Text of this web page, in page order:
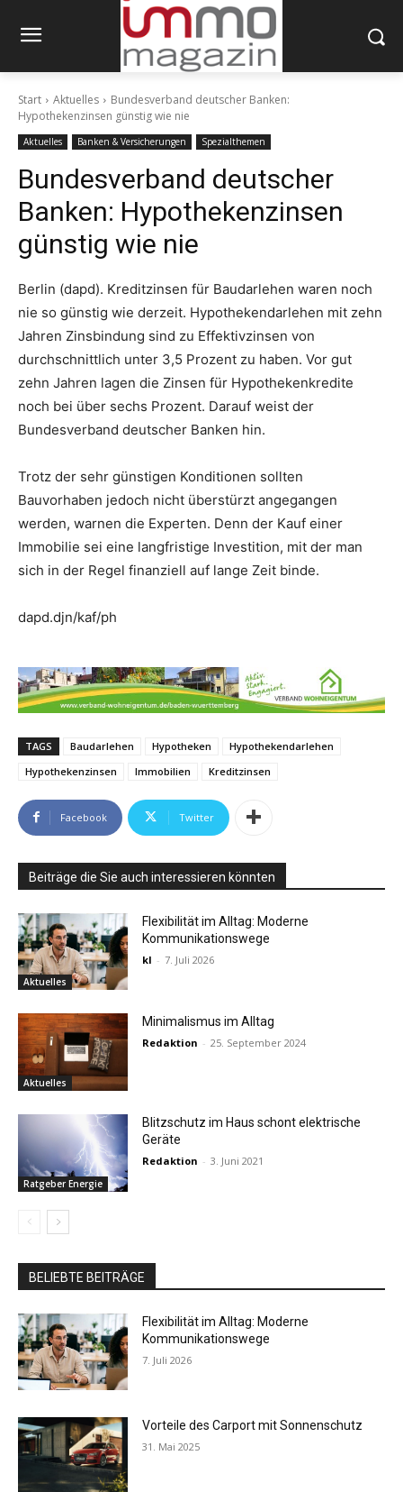
Start Aktuelles
Bundesverband deutscher Banken:
Hypothekenzinsen günstig wie nie
Aktuelles Banken & Versicherungen Spezialthemen
Bundesverband deutscher
Banken: Hypothekenzinsen
günstig wie nie
Berlin (dapd). Kreditzinsen für Baudarlehen waren noch
nie so günstig wie derzeit. Hypothekendarlehen mit zehn
Jahren Zinsbindung sind zu Effektivzinsen von
durchschnittlich unter 3,5 Prozent zu haben. Vor gut
zehn Jahren lagen die Zinsen für Hypothekenkredite
noch bei über sechs Prozent. Darauf weist der
Bundesverband deutscher Banken hin.
Trotz der sehr günstigen Konditionen sollten
Bauvorhaben jedoch nicht überstürzt angegangen
werden, warnen die Experten. Denn der Kauf einer
Immobilie sei eine langfristige Investition, mit der man
sich in der Regel finanziell auf lange Zeit binde.
dapd.djn/kaf/ph
TAGS Baudarlehen Hypotheken
Hypothekendarlehen
Hypothekenzinsen
Immobilien Kreditzinsen
Facebook Twitter
Beiträge die Sie auch interessieren könnten
Aktuelles
Flexibilität im Alltag: Moderne
Kommunikationswege
kl - 7. Juli 2026
Aktuelles
Minimalismus im Alltag
Redaktion - 25. September 2024
Ratgeber Energie
Blitzschutz im Haus schont elektrische
Geräte
Redaktion - 3. Juni 2021
BELIEBTE BEITRÄGE
Flexibilität im Alltag: Moderne
Kommunikationswege
7. Juli 2026
Vorteile des Carport mit Sonnenschutz
31. Mai 2025